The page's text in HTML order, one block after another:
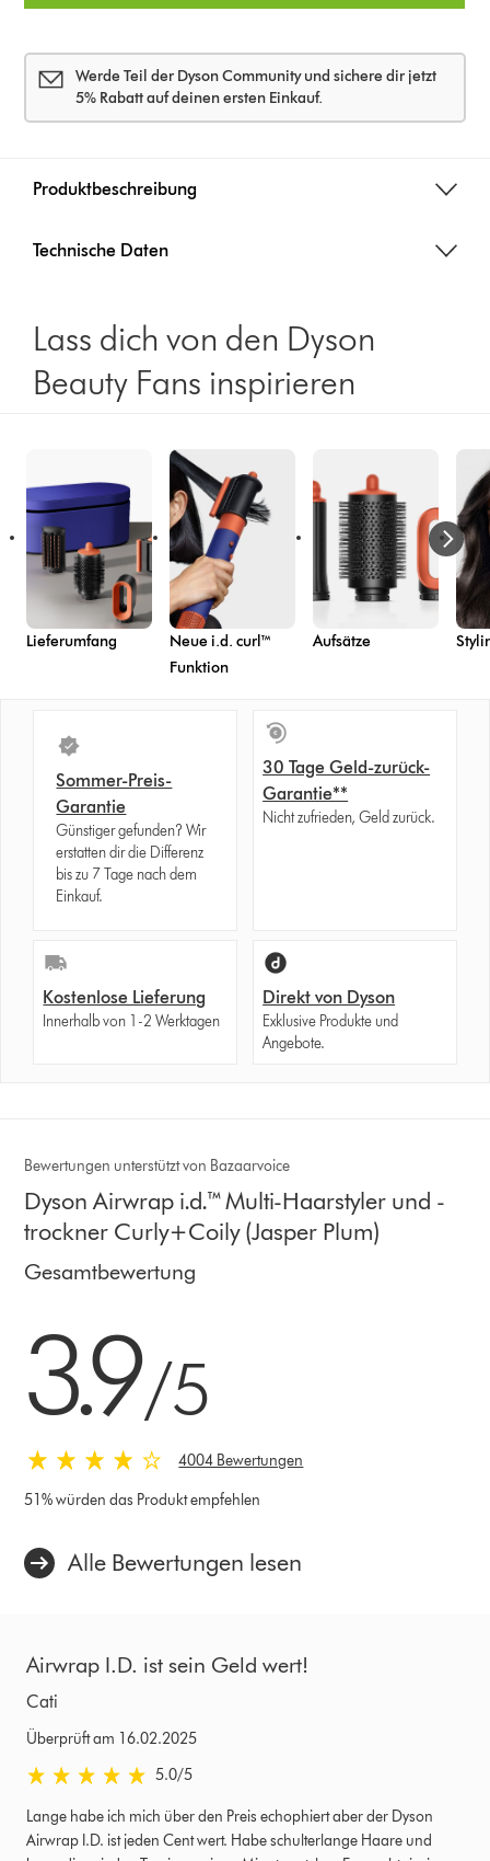
Werde Teil der Dyson Community und sichere dir jetzt
5% Rabatt auf deinen ersten Einkauf.
Produktbeschreibung
Technische Daten
Lass dich von den Dyson
Beauty Fans inspirieren
appear
when
a
video
activated
appear
when
a
video
activated
Lieferumfang
Neue i.d. curl™
Funktion
Aufsätze
Sommer-Preis-
Garantie
Günstiger gefunden? Wir
erstatten dir die Differenz
bis zu 7 Tage nach dem
Einkauf.
30 Tage Geld-zurück-
Garantie**
Nicht zufrieden, Geld zurück.
Kostenlose Lieferung
Innerhalb von 1-2 Werktagen
Direkt von Dyson
Exklusive Produkte und
Angebote.
Bewertungen unterstützt von Bazaarvoice
Dyson Airwrap i.d.™ Multi-Haarstyler und -
trockner Curly+Coily (Jasper Plum)
Gesamtbewertung
3.9/5
4004 Bewertungen
51% würden das Produkt empfehlen
Alle Bewertungen lesen
Airwrap I.D. ist sein Geld wert!
Cati
Überprüft am 16.02.2025
5.0 von 5 Sternen in Überprüft am 16.02.2025 Bewertungen
5.0/5
Lange habe ich mich über den Preis echophiert aber der Dyson
Airwrap I.D. ist jeden Cent wert. Habe schulterlange Haare und